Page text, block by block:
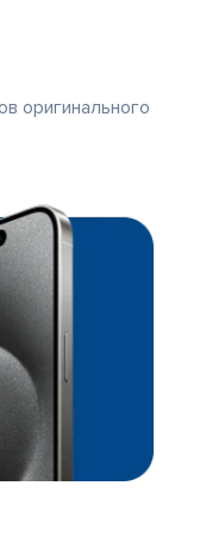
оригинального